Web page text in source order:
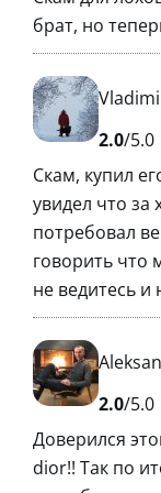
брат, но
2.0/5.0
Скам, купил
увидел что за
потребовал
говорить что
не ведитесь и
2.0/5.0
Доверился
dior!! Так по